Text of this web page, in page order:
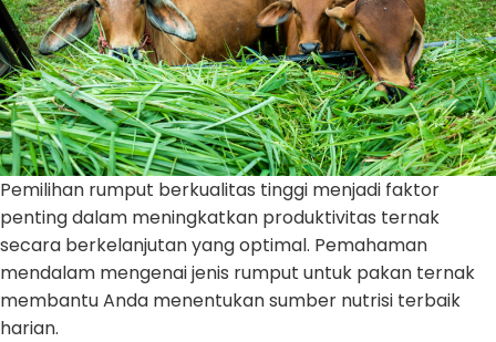
Pemilihan rumput berkualitas tinggi menjadi faktor
penting dalam meningkatkan produktivitas ternak
secara berkelanjutan yang optimal. Pemahaman
mendalam mengenai jenis rumput untuk pakan ternak
membantu Anda menentukan sumber nutrisi terbaik
harian.